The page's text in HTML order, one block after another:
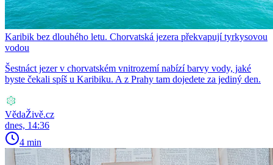
Karibik bez dlouhého letu. Chorvatská jezera překvapují tyrkysovou
vodou
Šestnáct jezer v chorvatském vnitrozemí nabízí barvy vody, jaké
byste čekali spíš u Karibiku. A z Prahy tam dojedete za jediný den.
VědaŽivě.cz
dnes, 14:36
4 min